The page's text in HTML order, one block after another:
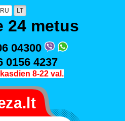
RU LT
24 metus
04300
0156 4237
8-22 val.